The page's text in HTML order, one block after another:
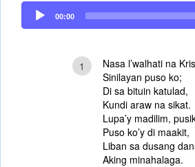
Audio
Player
00:00
1
Nasa l’walhati na
Sinilayan puso ko;
Di sa bituin katulad,
Kundi araw na sikat.
Lupa’y madilim,
Puso ko’y di maakit,
Liban sa dusang
Aking minahalaga.